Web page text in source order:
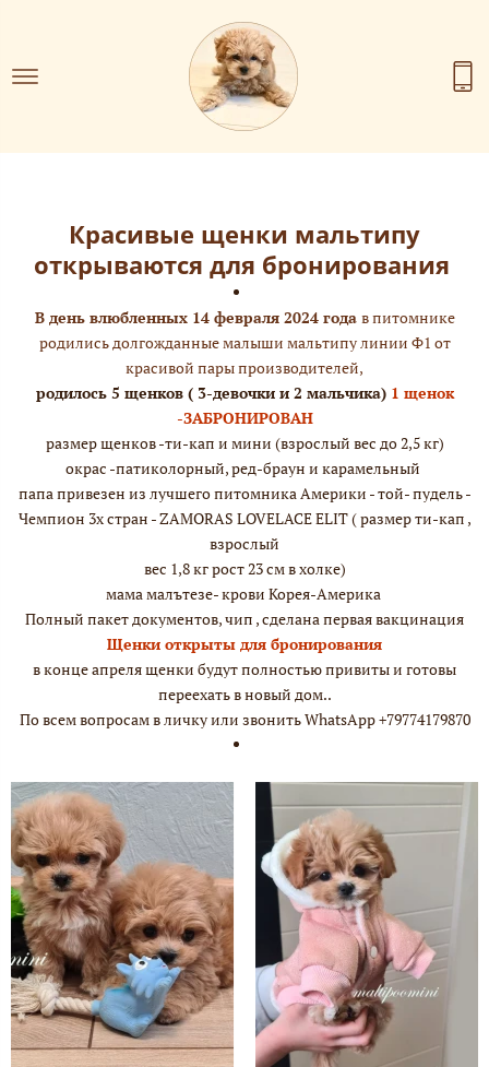
Красивые щенки мальтипу
открываются для бронирования
В день влюбленных 14 февраля 2024 года в питомнике
родились долгожданные малыши мальтипулинии Ф1 от
красивой пары производителей,
родилось 5 щенков ( 3-девочки и 2 мальчика) 1 щенок
-ЗАБРОНИРОВАН
размер щенков -ти-кап и мини (взрослый вес до 2,5 кг)
окрас -патиколорный, ред-браун и карамельный
папа привезен из лучшего питомника Америки - той- пудель -
Чемпион 3х стран - ZAMORAS LOVELACE ELIT ( размер ти-кап ,
взрослый
вес 1,8 кг рост 23 см в холке)
мама малътезе- крови Корея-Америка
Полный пакет документов, чип , сделана первая вакцинация
Щенки открыты для бронирования
в конце апреля щенки будут полностью привиты и готовы
переехать в новый дом..
По всем вопросам в личку или звонить WhatsApp +79774179870